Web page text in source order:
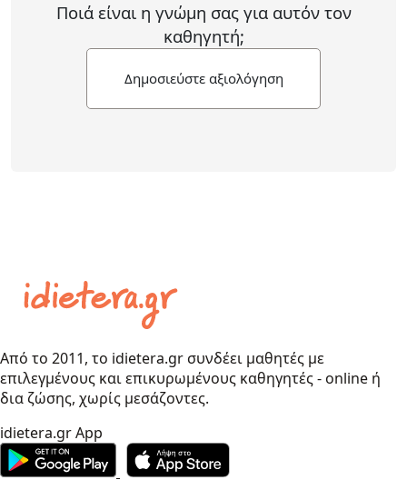
Ποιά είναι η γνώμη σας για αυτόν τον
καθηγητή;
Δημοσιεύστε αξιολόγηση
Από το 2011, το idietera.gr συνδέει μαθητές με
επιλεγμένους και επικυρωμένους καθηγητές - online ή
δια ζώσης, χωρίς μεσάζοντες.
idietera.gr App